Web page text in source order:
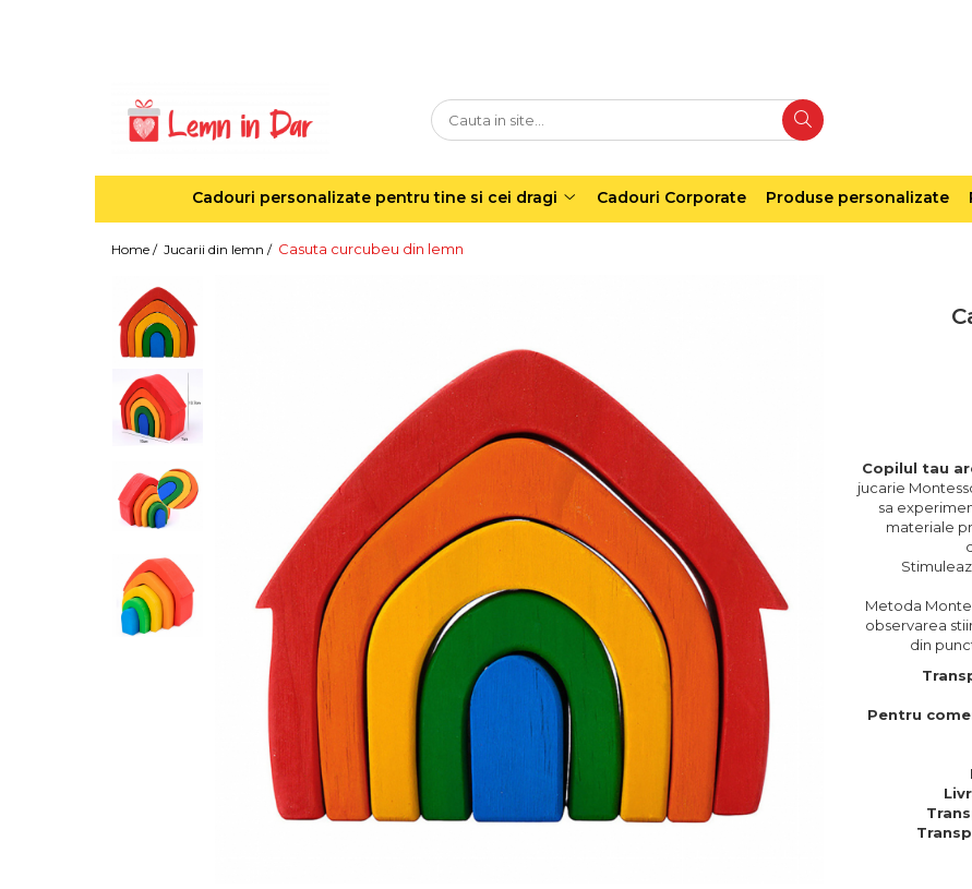
Agende din lemn
Decoratiuni cu lumina
Decoratiuni pentru cei dragi
Decoratiuni cu peisaje de iarna
Sosete de Craciun
Magneti de Craciun
Jucarii din lemn
Cercei din lemn
Diplome si Plachete
Cadouri personalizate pentru tine si cei dragi Cadouri Corporate Produse personalizate
Home / Jucarii din lemn / Casuta curcubeu din lemn
Copilul tau
jucarie
sa
materiale
Metoda
observarea
din
Pentru